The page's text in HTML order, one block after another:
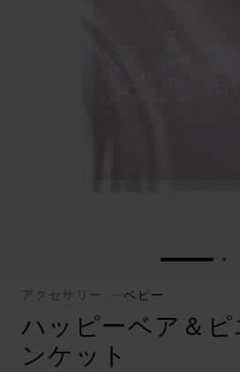
スライド
アクセサリー ベビー
ハッピーベア＆ピ
ンケット